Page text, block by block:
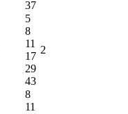
37
5
8
11
17
29
43
2
8
11